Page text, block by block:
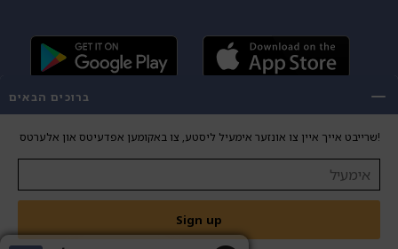
Copyright 2026 Yiddish24. All Rights Reserved.
ברוכים הבאים
שרייבט אייך איין צו אונזער אימעיל ליסטע, צו באקומען אפדעיטס און אלערטס!
Sign up